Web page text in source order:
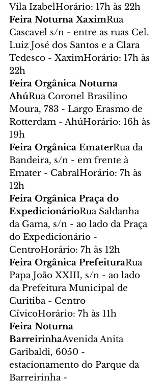
Vila IzabelHorário: 17h às 22h
Feira Noturna XaximRua
Cascavel s/n - entre as ruas Cel.
Luiz José dos Santos e a Clara
Tedesco - XaximHorário: 17h às
22h
Feira Orgânica Noturna
AhúRua Coronel Brasilino
Moura, 783 - Largo Erasmo de
Rotterdam - AhúHorário: 16h às
19h
Feira Orgânica EmaterRua da
Bandeira, s/n - em frente à
Emater - CabralHorário: 7h às
12h
Feira Orgânica Praça do
ExpedicionárioRua Saldanha
da Gama, s/n - ao lado da Praça
do Expedicionário -
CentroHorário: 7h às 12h
Feira Orgânica PrefeituraRua
Papa João XXIII, s/n - ao lado
da Prefeitura Municipal de
Curitiba - Centro
CívicoHorário: 7h às 11h
Feira Noturna
BarreirinhaAvenida Anita
Garibaldi, 6050 -
estacionamento do Parque da
Barreirinha -